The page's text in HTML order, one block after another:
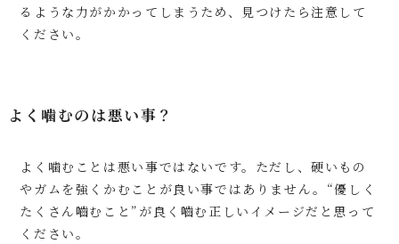
るような力がかかってしまうため、見つけたら注意して
ください。
よく噛むのは悪い事？
よく噛むことは悪い事ではないです。ただし、硬いもの
やガムを強くかむことが良い事ではありません。“優しく
たくさん嚙むこと”が良く嚙む正しいイメージだと思って
ください。